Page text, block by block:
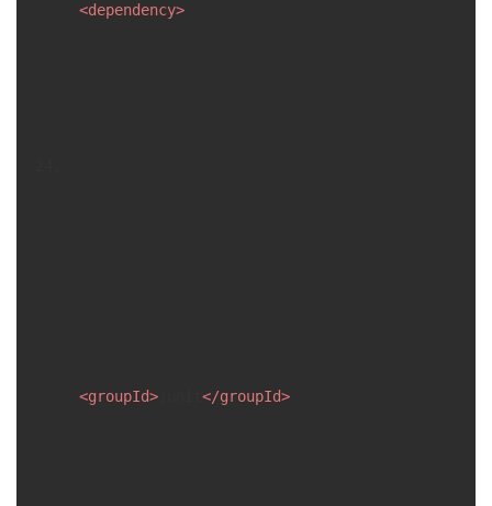
<dependency>
<groupId> </groupId>